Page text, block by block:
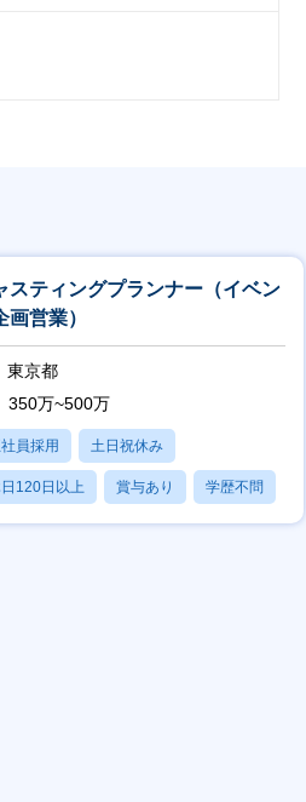
スティングプランナー（イベン
画営業）
東京都
350万~500万
員採用 土日祝休み
120日以上 賞与あり 学歴不問